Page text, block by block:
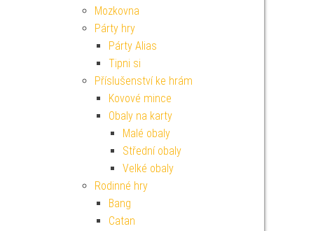
Mozkovna
Párty hry
Párty Alias
Tipni si
Příslušenství ke hrám
Kovové mince
Obaly na karty
Malé obaly
Střední obaly
Velké obaly
Rodinné hry
Bang
Catan